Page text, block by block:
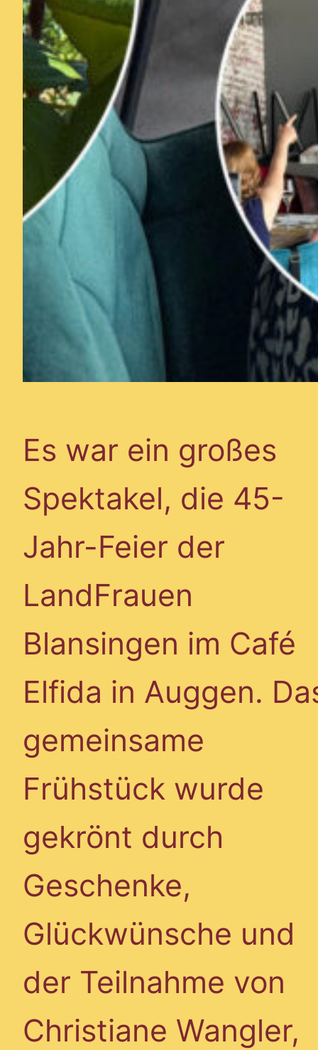
Es war ein großes
Spektakel, die 45-
Jahr-Feier der
LandFrauen
Blansingen im Café
Elfida in Auggen.
gemeinsame
Frühstück wurde
gekrönt durch
Geschenke,
Glückwünsche und
der Teilnahme von
Christiane Wangler,